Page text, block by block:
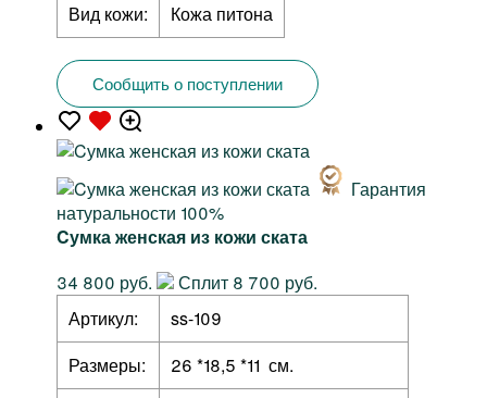
Вид кожи:
Кожа питона
Сообщить о поступлении
Гарантия
натуральности 100%
Cумка женская из кожи ската
34 800 руб.
Сплит 8 700 руб.
Артикул:
ss-109
Размеры:
26 *18,5 *11 см.